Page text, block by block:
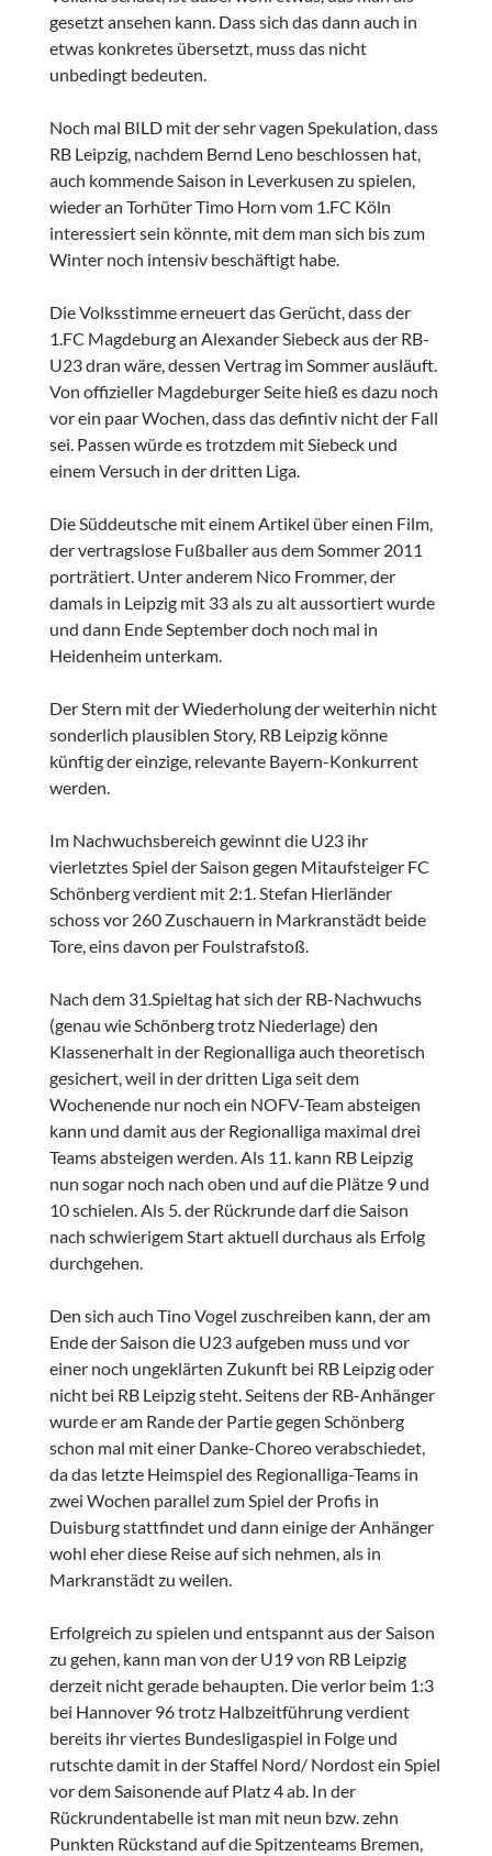
gesetzt ansehen kann. Dass sich das dann auch in
etwas konkretes übersetzt, muss das nicht
unbedingt bedeuten.
Noch mal BILD mit der sehr vagen Spekulation, dass
RB Leipzig, nachdem Bernd Leno beschlossen hat,
auch kommende Saison in Leverkusen zu spielen,
wieder an Torhüter Timo Horn vom 1.FC Köln
interessiert sein könnte, mit dem man sich bis zum
Winter noch intensiv beschäftigt habe.
Die Volksstimme erneuert das Gerücht, dass der
1.FC Magdeburg an Alexander Siebeck aus der RB-
U23 dran wäre, dessen Vertrag im Sommer ausläuft.
Von offizieller Magdeburger Seite hieß es dazu noch
vor ein paar Wochen, dass das defintiv nicht der Fall
sei. Passen würde es trotzdem mit Siebeck und
einem Versuch in der dritten Liga.
Die Süddeutsche mit einem Artikel über einen Film,
der vertragslose Fußballer aus dem Sommer 2011
porträtiert. Unter anderem Nico Frommer, der
damals in Leipzig mit 33 als zu alt aussortiert wurde
und dann Ende September doch noch mal in
Heidenheim unterkam.
Der Stern mit der Wiederholung der weiterhin nicht
sonderlich plausiblen Story, RB Leipzig könne
künftig der einzige, relevante Bayern-Konkurrent
werden.
Im Nachwuchsbereich gewinnt die U23 ihr
vierletztes Spiel der Saison gegen Mitaufsteiger FC
Schönberg verdient mit 2:1. Stefan Hierländer
schoss vor 260 Zuschauern in Markranstädt beide
Tore, eins davon per Foulstrafstoß.
Nach dem 31.Spieltag hat sich der RB-Nachwuchs
(genau wie Schönberg trotz Niederlage) den
Klassenerhalt in der Regionalliga auch theoretisch
gesichert, weil in der dritten Liga seit dem
Wochenende nur noch ein NOFV-Team absteigen
kann und damit aus der Regionalliga maximal drei
Teams absteigen werden. Als 11. kann RB Leipzig
nun sogar noch nach oben und auf die Plätze 9 und
10 schielen. Als 5. der Rückrunde darf die Saison
nach schwierigem Start aktuell durchaus als Erfolg
durchgehen.
Den sich auch Tino Vogel zuschreiben kann, der am
Ende der Saison die U23 aufgeben muss und vor
einer noch ungeklärten Zukunft bei RB Leipzig oder
nicht bei RB Leipzig steht. Seitens der RB-Anhänger
wurde er am Rande der Partie gegen Schönberg
schon mal mit einer Danke-Choreo verabschiedet,
da das letzte Heimspiel des Regionalliga-Teams in
zwei Wochen parallel zum Spiel der Profis in
Duisburg stattfindet und dann einige der Anhänger
wohl eher diese Reise auf sich nehmen, als in
Markranstädt zu weilen.
Erfolgreich zu spielen und entspannt aus der Saison
zu gehen, kann man von der U19 von RB Leipzig
derzeit nicht gerade behaupten. Die verlor beim 1:3
bei Hannover 96 trotz Halbzeitführung verdient
bereits ihr viertes Bundesligaspiel in Folge und
rutschte damit in der Staffel Nord/ Nordost ein Spiel
vor dem Saisonende auf Platz 4 ab. In der
Rückrundentabelle ist man mit neun bzw. zehn
Punkten Rückstand auf die Spitzenteams Bremen,